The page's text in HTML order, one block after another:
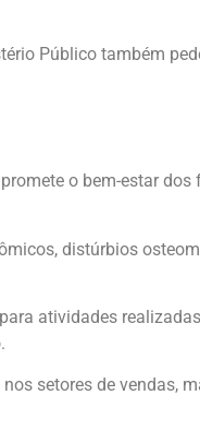
Público também
o bem-estar
distúrbios
atividades
setores de vendas,